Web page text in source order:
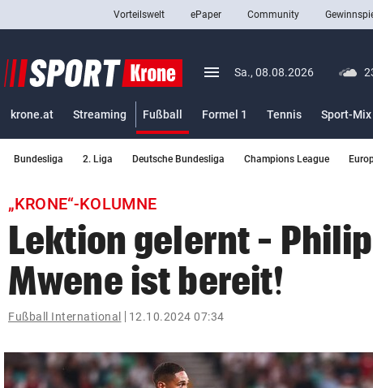
closeSchließen
Abonnieren
search
Suchbegriff
eingeben
© Krone Multimedia GmbH & Co KG 2026
Vorteilswelt ePaper Community
menu Menü aufklappen
Sa., 08.08.2026
krone.at Streaming Fußball
Formel 1
Tennis Sport-Mix
Bundesliga 2. Liga Deutsche Bundesliga Champions League
„KRONE“-KOLUMNE
Lektion gelernt –
Mwene ist bereit!
Fußball International 12.10.2024 07:34